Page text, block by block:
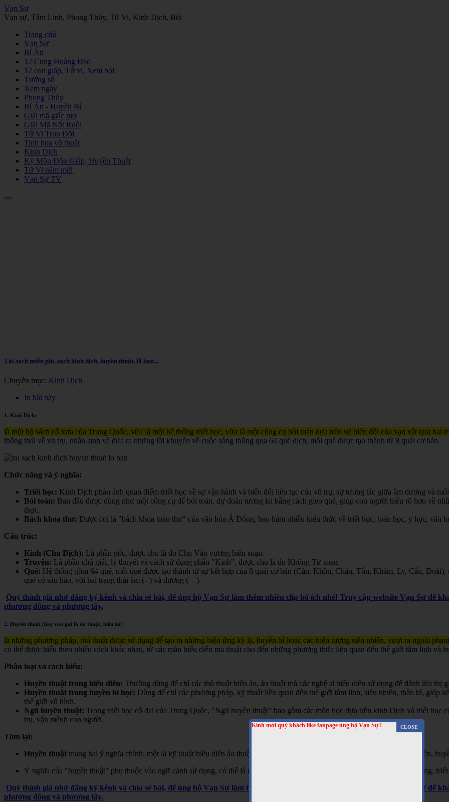
Kính mời quý khách like fanpage ủng hộ Vạn Sự !
Vạn Sự
Vạn sự, Tâm Linh, Phong Thủy, Tử Vi, Kinh Dịch, Bói
Trang chủ
Vạn Sự
Bí Ẩn
12 Cung Hoàng Đạo
12 con giáp, Tử vi, Xem bói
Tướng số
Xem ngày
Phong Thủy
Bí Ẩn - Huyền Bí
Giải mã giấc mơ
Giải Mã Nốt Ruồi
Tử Vi Trọn Đời
Tinh hoa võ thuật
Kinh Dịch
Kỳ Môn Độn Giáp, Huyền Thuật
Tử Vi năm mới
Vạn Sự TV
Tải sách miễn phí, sách kinh dịch, huyền thuật, lỗ ban...
Chuyên mục: Kinh Dịch
In bài này
1. Kinh Dịch:
là một bộ sách cổ xưa của Trung Quốc, vừa là một hệ thống triết học, vừa là một công cụ bói toán dựa trên sự biến đổi của vạn vật qua hai
thông thái về vũ trụ, nhân sinh và đưa ra những lời khuyên về cuộc sống thông qua 64 quẻ dịch, mỗi quẻ được tạo thành từ 8 quái cơ bản.
Chức năng và ý nghĩa:
Triết học: Kinh Dịch phản ánh quan điểm triết học về sự vận hành và biến đổi liên tục của vũ trụ, sự tương tác giữa âm dương và
Bói toán: Ban đầu được dùng như một công cụ để bói toán, dự đoán tương lai bằng cách gieo quẻ, giúp con người hiểu rõ hơn về
thực.
Bách khoa thư: Được coi là "bách khoa toàn thư" của văn hóa Á Đông, bao hàm nhiều kiến thức về triết học, toán học, y học, văn
Cấu trúc:
Kinh (Chu Dịch): Là phần gốc, được cho là do Chu Văn vương biên soạn.
Truyện: Là phần chú giải, lý thuyết và cách sử dụng phần "Kinh", được cho là do Khổng Tử soạn.
Quẻ: Hệ thống gồm 64 quẻ, mỗi quẻ được tạo thành từ sự kết hợp của 8 quái cơ bản (Càn, Khôn, Chấn, Tốn, Khảm, Ly, Cấn,
quẻ có sáu hào, với hai trạng thái âm (--) và dương (—).
Quý thính giả nhớ đăng ký kênh và chia sẻ bài, để ủng hộ Vạn Sự làm thêm nhiều clip bổ ích nhé! Truy cập website Vạn Sự để
phương đông và phương tây.
2. Huyền thuật (hay còn gọi là ảo thuật, biến ảo)
là những phương pháp, thủ thuật được sử dụng để tạo ra những hiệu ứng kỳ lạ, huyền bí hoặc các hiện tượng siêu nhiên, vượt ra ngoài
có thể được hiểu theo nhiều cách khác nhau, từ các màn biểu diễn ma thuật cho đến những phương thức liên quan đến thế giới tâm linh và
Phân loại và cách hiểu:
Huyền thuật trong biểu diễn: Thường dùng để chỉ các thủ thuật biến ảo, ảo thuật mà các nghệ sĩ biểu diễn sử dụng để đánh lừa thị
Huyền thuật trong huyền bí học: Dùng để chỉ các phương pháp, kỹ thuật liên quan đến thế giới tâm linh, siêu nhiên, thần bí, giúp
thế giới vô hình.
Ngũ huyền thuật: Trong triết học cổ đại của Trung Quốc, "Ngũ huyền thuật" bao gồm các môn học dựa trên kinh Dịch và triết học
trụ, vận mệnh con người.
Tóm lại:
Huyền thuật mang hai ý nghĩa chính: một là kỹ thuật biểu diễn ảo thuật, hai là phương pháp giải thích các hiện tượng siêu nhiên,
Ý nghĩa của "huyền thuật" phụ thuộc vào ngữ cảnh sử dụng, có thể là một hình thức giải trí hoặc là một phần của các tín ngưỡng,
Quý thính giả nhớ đăng ký kênh và chia sẻ bài, để ủng hộ Vạn Sự làm thêm nhiều clip bổ ích nhé! Truy cập website Vạn Sự để
phương đông và phương tây.